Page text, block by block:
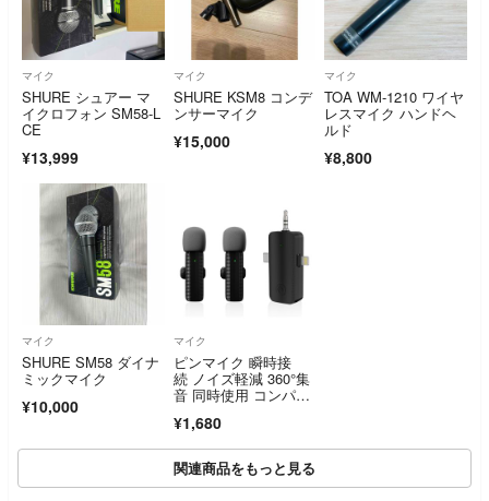
マイク
SHURE シュアー マ
イクロフォン SM58-L
CE
¥13,999
マイク
SHURE KSM8 コンデ
ンサーマイク
¥15,000
マイク
TOA WM-1210 ワイヤ
レスマイク ハンドヘ
ルド
¥8,800
マイク
SHURE SM58 ダイナ
ミックマイク
¥10,000
マイク
ピンマイク 瞬時接
続 ノイズ軽減 360°集
音 同時使用 コンパク
¥1,680
関連商品をもっと見る